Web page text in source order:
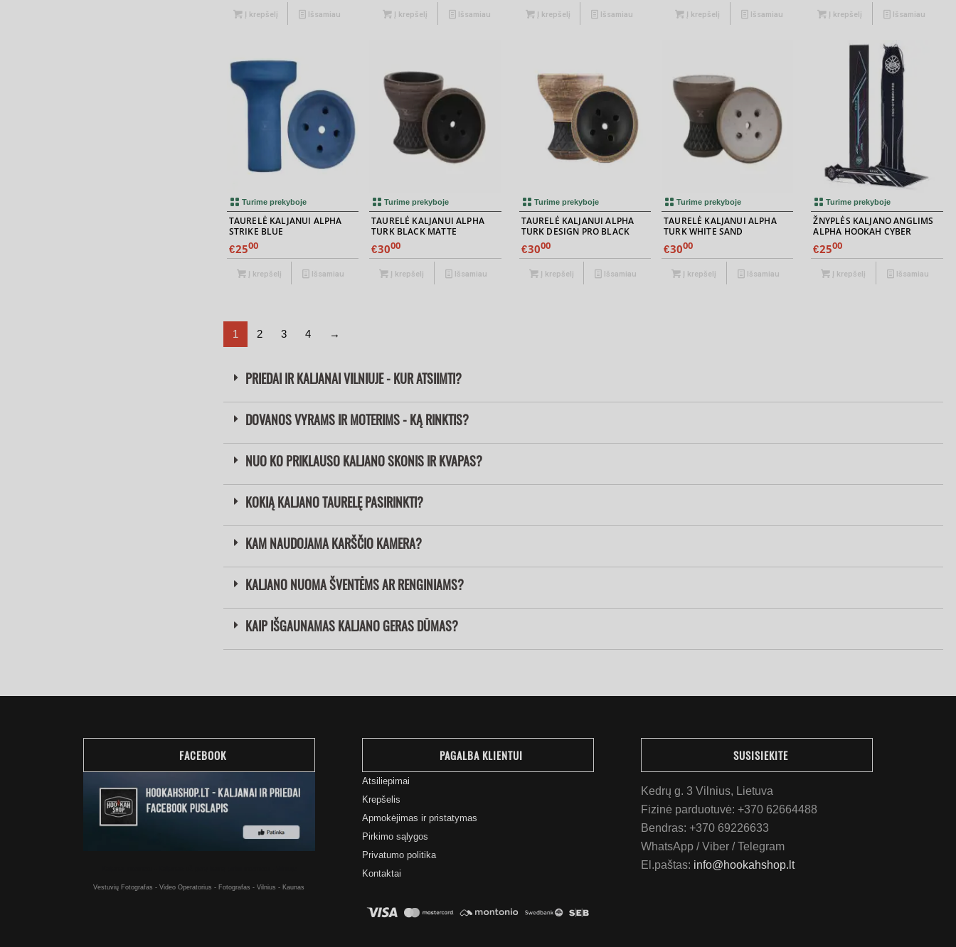
Į krepšelį Išsamiau Į krepšelį Išsamiau Į krepšelį Išsamiau Į krepšelį Išsamiau Į krepšelį Išsamiau
Turime prekyboje
TAURELĖ KALJANUI ALPHA
STRIKE BLUE
€2500
Į krepšelį Išsamiau
Turime prekyboje
TAURELĖ KALJANUI ALPHA
TURK BLACK MATTE
€3000
Į krepšelį Išsamiau
5.00
Turime prekyboje
TAURELĖ KALJANUI ALPHA
TURK DESIGN PRO BLACK
€3000
Į krepšelį Išsamiau
Turime prekyboje
TAURELĖ KALJANUI ALPHA
TURK WHITE SAND
€3000
Į krepšelį Išsamiau
Turime prekyboje
ŽNYPLĖS KALJANO ANGLIMS
ALPHA HOOKAH CYBER
€2500
Į krepšelį Išsamiau
1 2 3 4 →
PRIEDAI IR KALJANAI VILNIUJE - KUR ATSIIMTI?
DOVANOS VYRAMS IR MOTERIMS - KĄ RINKTIS?
NUO KO PRIKLAUSO KALJANO SKONIS IR KVAPAS?
KOKIĄ KALJANO TAURELĘ PASIRINKTI?
KAM NAUDOJAMA KARŠČIO KAMERA?
KALJANO NUOMA ŠVENTĖMS AR RENGINIAMS?
KAIP IŠGAUNAMAS KALJANO GERAS DŪMAS?
FACEBOOK
Vestuvių Fotografas - Video Operatorius - Fotografas - Vilnius - Kaunas
PAGALBA KLIENTUI
Atsiliepimai
Krepšelis
Apmokėjimas ir pristatymas
Pirkimo sąlygos
Privatumo politika
Kontaktai
SUSISIEKITE
Kedrų g. 3 Vilnius, Lietuva
Fizinė parduotuvė:+370 62664488
Bendras:+370 69226633
WhatsApp / Viber / Telegram
El.paštas: info@hookahshop.lt